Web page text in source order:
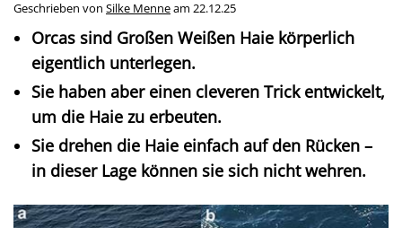
Geschrieben von Silke Menneam 22.12.25
Orcas sind Großen Weißen Haie körperlich
eigentlich unterlegen.
Sie haben aber einen cleveren Trick entwickelt,
um die Haie zu erbeuten.
Sie drehen die Haie einfach auf den Rücken –
in dieser Lage können sie sich nicht wehren.